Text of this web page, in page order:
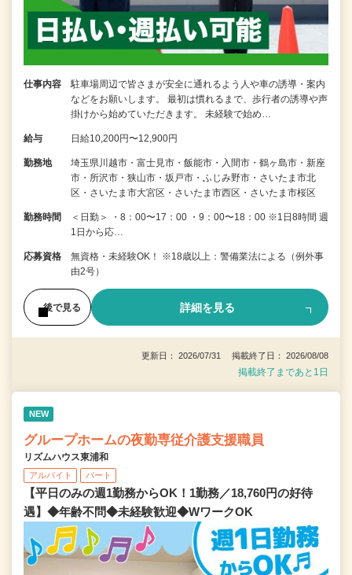
仕事内容
駐車場周辺で皆さまが安全に通れるよう人や車の誘導・案内
などをお願いします。 最初は慣れるまで、歩行者の誘導や声
掛けから始めていただきます。 未経験で始め…
給与 日給10,200円〜12,900円
勤務地
埼玉県川越市・富士見市・飯能市・入間市・鶴ヶ島市・新座
市・所沢市・狭山市・坂戸市・ふじみ野市・さいたま市北
区・さいたま市大宮区・さいたま市西区・さいたま市桜区
勤務時間
＜日勤＞ ・8：00〜17：00 ・9：00〜18：00 ※1日8時間 週
1日から応…
応募資格
無資格・未経験OK！ ※18歳以上：警備業法による（例外事
由2号）
後で見る 詳細を見る
更新日： 2026/07/31 掲載終了日： 2026/08/08
掲載終了まであと1日
NEW
グループホームの夜勤専従介護支援職員
リズムハウス東浦和
アルバイト パート
【平日のみの週1勤務からOK！1勤務／18,760円の好待
遇】◆年齢不問◆未経験歓迎◆WワークOK